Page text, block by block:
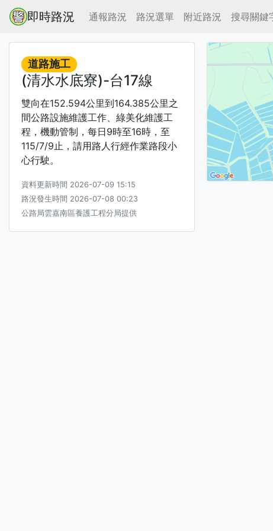
即時路況 通報路況 路況選單 附近路況 搜尋關鍵
道路施工
(清水水底寮)-台17線
雙向在152.594公里到164.385公里之
間公路設施維護工作、綠美化維護工
程，機動管制，每日9時至16時，至
115/7/9止，請用路人行經作業路段小
心行駛。
資料更新時間 2026-07-09 15:15
路況發生時間 2026-07-08 00:23
公路局雲嘉南區養護工程分局提供